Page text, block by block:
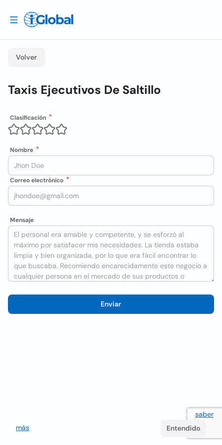
Volver
Taxis Ejecutivos De Saltillo
Clasificación
Nombre
Correo electrónico
Mensaje
Enviar
Utilizamos cookies para mejorar la experiencia del usuario saber
más
Entendido